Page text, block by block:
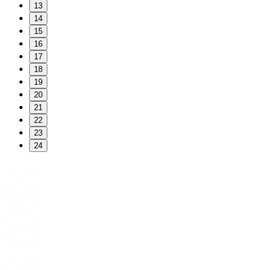
13
14
15
16
17
18
19
20
21
22
23
24